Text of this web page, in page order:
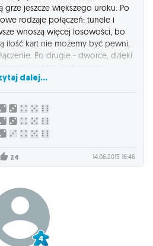
jeszcze większego uroku. Po
rodzaje połączeń: tunele i
wnoszą więcej losowości, bo
ilość kart nie możemy być pewni,
Po drugie - dworce, dzięki
okrężną trasą przez złośliwe
Po trzecie - rozmiar kart. Są
mapą Stanów, co ułatwia
jak ja dysponują mizernymi
kto szuka przyjemnej
lub przyjaciół.
dalej...
24 14.06.2015 16:46